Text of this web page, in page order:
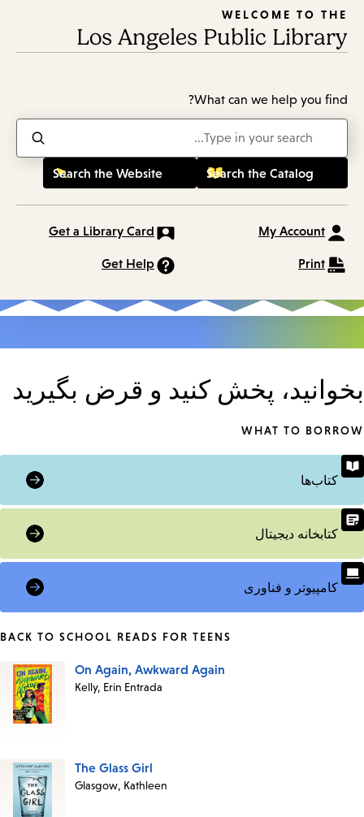
WELCOME TO THE
Los Angeles Public Library
What can we help you find?
keywords
My Account
Get a Library Card
Print
Get Help
بخوانید، پخش کنید و قرض بگیرید
WHAT TO BORROW
کتاب‌ها
کتابخانه دیجیتال
کامپیوتر و فناوری
BACK TO SCHOOL READS FOR TEENS
Books
in
List
On Again, Awkward Again
Kelly, Erin Entrada
The Glass Girl
Glasgow, Kathleen